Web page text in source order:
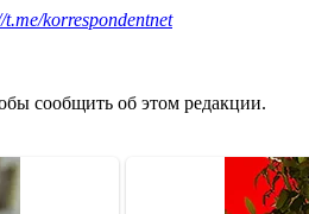
t.me/korrespondentnet
сообщить об этом редакции.